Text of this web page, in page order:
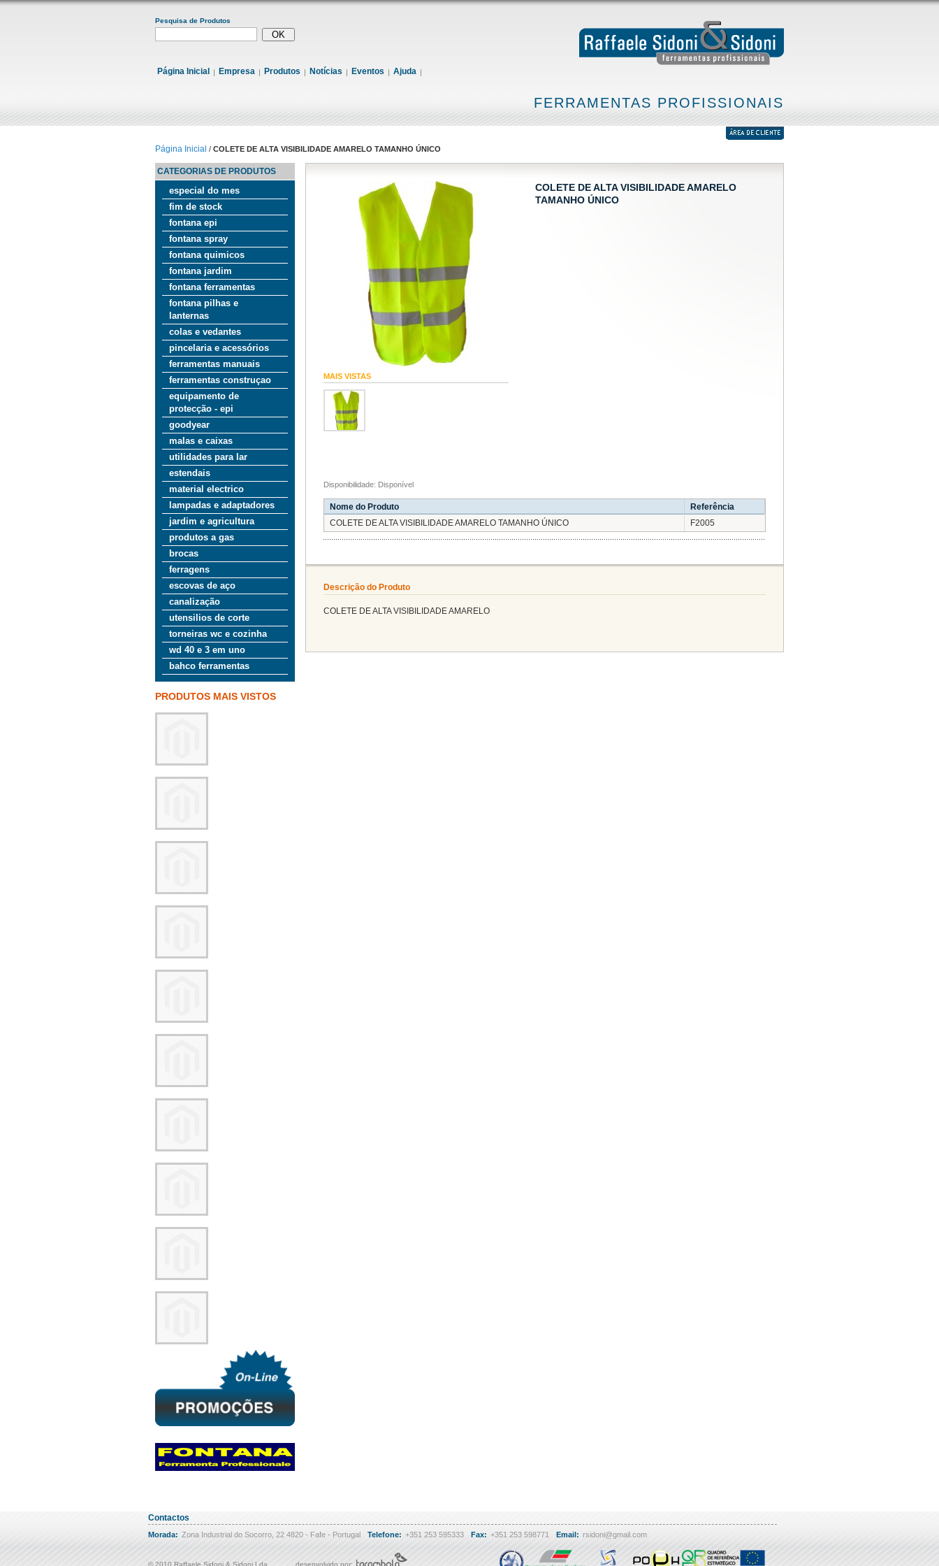
Pesquisa de Produtos
Página Inicial Empresa Produtos Notícias Eventos Ajuda
FERRAMENTAS PROFISSIONAIS
Página Inicial / COLETE DE ALTA VISIBILIDADE AMARELO TAMANHO ÚNICO
CATEGORIAS DE PRODUTOS
especial do mes
fim de stock
fontana epi
fontana spray
fontana quimicos
fontana jardim
fontana ferramentas
fontana pilhas e
lanternas
colas e vedantes
pincelaria e acessórios
ferramentas manuais
ferramentas construçao
equipamento de
protecção - epi
goodyear
malas e caixas
utilidades para lar
estendais
material electrico
lampadas e adaptadores
jardim e agricultura
produtos a gas
brocas
ferragens
escovas de aço
canalização
utensilios de corte
torneiras wc e cozinha
wd 40 e 3 em uno
bahco ferramentas
PRODUTOS MAIS VISTOS
MAIS VISTAS
COLETE DE ALTA VISIBILIDADE AMARELO
TAMANHO ÚNICO
Disponibilidade: Disponível
Nome do Produto
Referência
COLETE DE ALTA VISIBILIDADE AMARELO TAMANHO ÚNICO
F2005
Descrição do Produto
COLETE DE ALTA VISIBILIDADE AMARELO
Contactos
Morada: Zona Industrial do Socorro, 22 4820 - Fafe - Portugal Telefone: +351 253 595333 Fax: +351 253 598771 Email: rsidoni@gmail.com
© 2010 Raffaele Sidoni & Sidoni Lda desenvolvido por: